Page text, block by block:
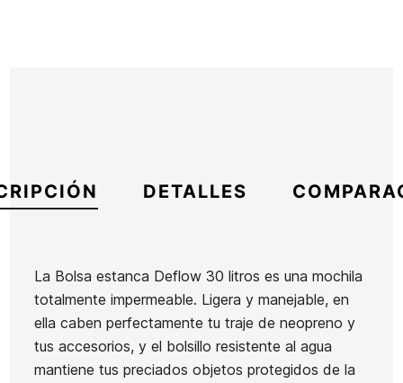
DETALLES
La Bolsa estanca Deflow 30 litros es una mochila
totalmente impermeable. Ligera y manejable, en
ella caben perfectamente tu traje de neopreno y
tus accesorios, y el bolsillo resistente al agua
mantiene tus preciados objetos protegidos de la
Marca Deflow
ReferenciaDF-ACMOX54167
En stock 39 Artículos